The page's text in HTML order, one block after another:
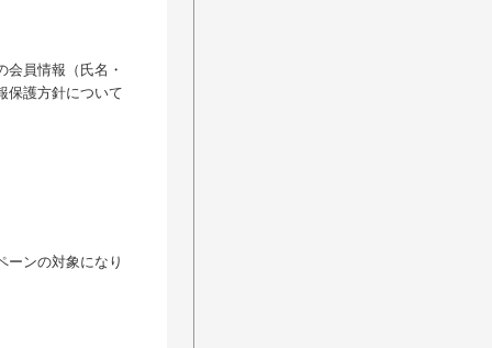
員情報（氏名・
保護方針について
ーンの対象になり